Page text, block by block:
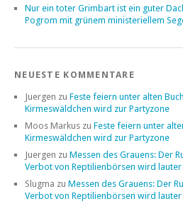
Nur ein toter Grimbart ist ein guter
Pogrom mit grünem ministeriellem
NEUESTE KOMMENTARE
Juergen zu Feste feiern unter alten
Kirmeswäldchen wird zur Partyzone
Moos Markus zu Feste feiern unter
Kirmeswäldchen wird zur Partyzone
Juergen zu Messen des Grauens: Der
Verbot von Reptilienbörsen wird lauter
Slugma zu Messen des Grauens: Der
Verbot von Reptilienbörsen wird lauter